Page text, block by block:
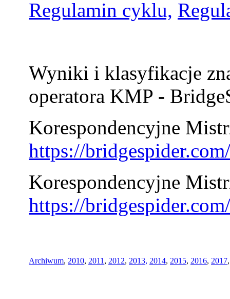
Regulamin cyklu,
Wyniki i klasyfikacje
operatora KMP -
Korespondencyjne
https://
Korespondencyjne
https://
Archiwum, 2010, 2011 , 2012, 2013, 2014, 2015, 2016, 2017